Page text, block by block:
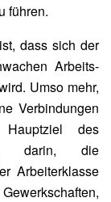
führen.
dass sich der
Arbeits-
Umso mehr,
Verbindungen
des
darin, die
Arbeiterklasse